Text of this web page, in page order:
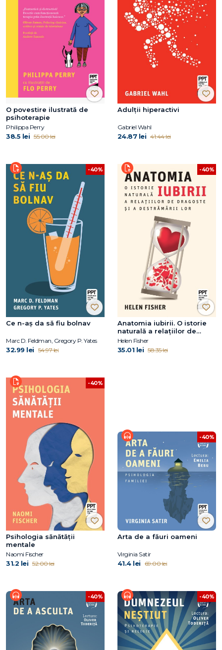
O povestire ilustrată de
psihoterapie
Philippa Perry
38.5 lei 55.00 lei
Adulții hiperactivi
Gabriel Wahl
24.87 lei 41.44 lei
-40%
Ce n-aș da să fiu bolnav
Marc D. Feldman, Gregory P. Yates
32.99 lei 54.97 lei
-40%
Anatomia iubirii. O istorie
naturală a relațiilor de
dragoste și a destrămării
lor
Helen Fisher
35.01 lei 58.35 lei
-40%
Psihologia sănătății
mentale
Naomi Fischer
31.2 lei 52.00 lei
-40%
Arta de a făuri oameni
Virginia Satir
41.4 lei 69.00 lei
-40% -40%